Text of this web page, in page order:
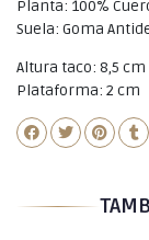
Planta: 100%
Suela: Goma
Altura taco: 8,5 cm
Plataforma: 2 cm